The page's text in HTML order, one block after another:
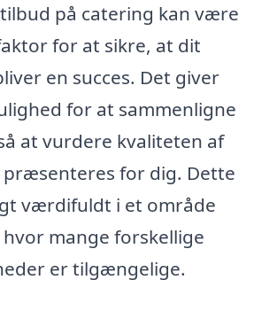
på catering kan være
for at sikre, at dit
en succes. Det giver
for at sammenligne
at vurdere kvaliteten af
for dig. Dette
værdifuldt i et område
mange forskellige
er tilgængelige.